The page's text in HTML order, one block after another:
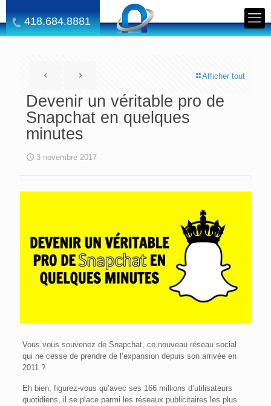
418.684.8881
Afficher tout
Devenir un véritable pro de
Snapchat en quelques
minutes
3 novembre 2017
Vous vous souvenez de Snapchat, ce nouveau réseau social
qui ne cesse de prendre de l’expansion depuis son arrivée en
2011 ?
Eh bien, figurez-vous qu’avec ses 166 millions d’utilisateurs
quotidiens, il se place parmi les réseaux publicitaires les plus